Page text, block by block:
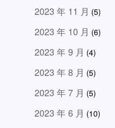
2023 年 11 月 (5)
2023 年 10 月 (6)
2023 年 9 月 (4)
2023 年 8 月 (5)
2023 年 7 月 (5)
2023 年 6 月 (10)